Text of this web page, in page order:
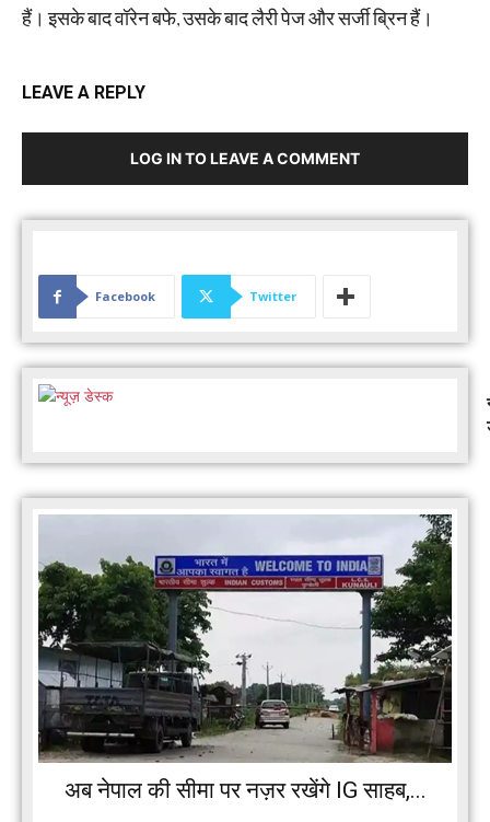
हैं। इसके बाद वॉरेन बफे, उसके बाद लैरी पेज और सर्जी ब्रिन हैं।
LEAVE A REPLY
LOG IN TO LEAVE A COMMENT
Facebook Twitter
अब नेपाल की सीमा पर नज़र रखेंगे IG साहब,...